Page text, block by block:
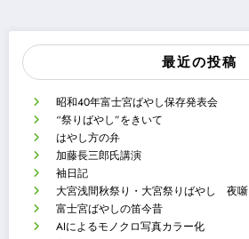
最近の投稿
昭和40年富士宮ばやし保存発表会
“祭りばやし”をきいて
はやし方の弁
加藤長三郎氏講演
袖日記
大宮浅間秋祭り・大宮祭りばやし 夜噺
富士宮ばやしの笛今昔
AIによるモノクロ写真カラー化